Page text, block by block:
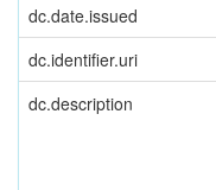
dc.date.issued
dc.identifier.uri
dc.description